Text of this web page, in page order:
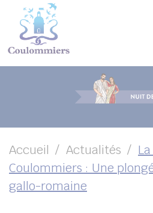
( VOTRE VILLE )
( AU QUOTIDIEN )
( FAMILLE )
( ENVIRONNEMENT
( ÉCONOMIE ET
ActuPublications
Suivez-nous sur Facebook
Suivez-nous sur
Suivez-nous sur
Suivez-nous sur
Accueil Actualités
Coulommiers : Une
gallo-romaine
Panneau de gestion des